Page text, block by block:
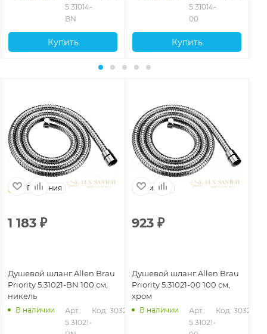
5.31014-
BN
Купить
5.31014-
00
Купить
Германия
1 183 ₽
Душевой шланг Allen Brau
Priority 5.31021-BN 100 см,
никель
В наличии
Арт.:
5.31021-
Код: 30325
Германия
923 ₽
Душевой шланг Allen Brau
Priority 5.31021-00 100 см,
хром
В наличии
Арт.:
5.31021-
Код: 30323